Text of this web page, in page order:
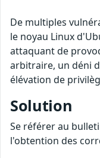
De multiples
le noyau Linux
attaquant de
arbitraire, un déni
élévation de
Solution
Se référer au
l'obtention des